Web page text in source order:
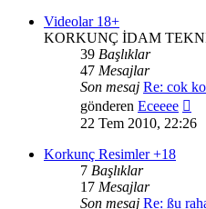
Videolar 18+
KORKUNÇ İDAM
39 Başlıklar
47 Mesajlar
Son mesaj Re: cok
gönderen Eceeee
22 Tem 2010, 22:26
Korkunç Resimler +18
7 Başlıklar
17 Mesajlar
Son mesaj Re: ßu